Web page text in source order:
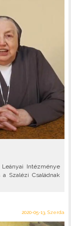
Intézménye
Szalézi Családnak
2020-05-13, Szerda